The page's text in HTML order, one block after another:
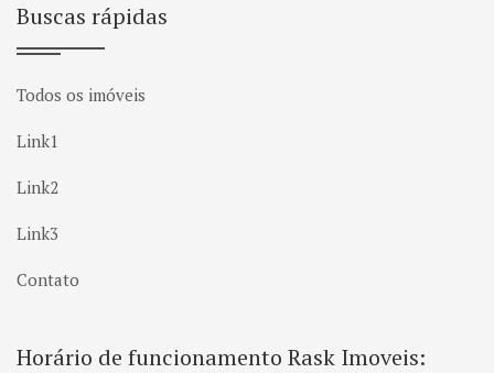
Buscas rápidas
Todos os imóveis
Link1
Link2
Link3
Contato
Horário de funcionamento Rask Imoveis: